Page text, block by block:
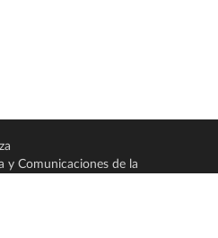
Comunicaciones de la